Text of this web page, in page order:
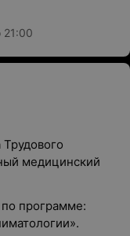
21:00
медицинский
программе: